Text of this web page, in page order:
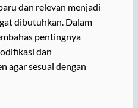
dan relevan menjadi
dibutuhkan. Dalam
pentingnya
dan
agar sesuai dengan